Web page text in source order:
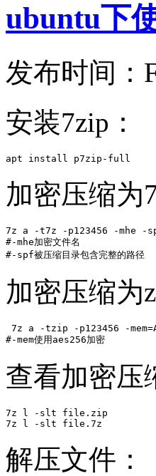
ubuntu下
发布时间：
安装7zip：
apt install p7zip-full
加密压缩为
7z a -t7z -p123456 -
#-mhe加密文件名
#-spf被压缩目录包含完整的路径
加密压缩为
7z a -tzip -p123456 -
#-mem使用aes256加密
查看加密压
7z l -slt file.zip
7z l -slt file.7z
解压文件：